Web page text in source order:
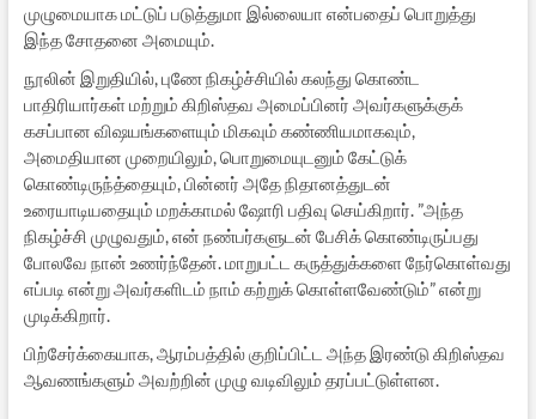
முழுமையாக மட்டுப் படுத்துமா இல்லையா என்பதைப் பொறுத்து
இந்த சோதனை அமையும்.
நூலின் இறுதியில், புணே நிகழ்ச்சியில் கலந்து கொண்ட
பாதிரியார்கள் மற்றும் கிறிஸ்தவ அமைப்பினர் அவர்களுக்குக்
கசப்பான விஷயங்களையும் மிகவும் கண்ணியமாகவும்,
அமைதியான முறையிலும், பொறுமையுடனும் கேட்டுக்
கொண்டிருந்த்தையும், பின்னர் அதே நிதானத்துடன்
உரையாடியதையும் மறக்காமல் ஷோரி பதிவு செய்கிறார். ”அந்த
நிகழ்ச்சி முழுவதும், என் நண்பர்களுடன் பேசிக் கொண்டிருப்பது
போலவே நான் உணர்ந்தேன். மாறுபட்ட கருத்துக்களை நேர்கொள்வது
எப்படி என்று அவர்களிடம் நாம் கற்றுக் கொள்ளவேண்டும்” என்று
முடிக்கிறார்.
பிற்சேர்க்கையாக, ஆரம்பத்தில் குறிப்பிட்ட அந்த இரண்டு கிறிஸ்தவ
ஆவணங்களும் அவற்றின் முழு வடிவிலும் தரப்பட்டுள்ளன.